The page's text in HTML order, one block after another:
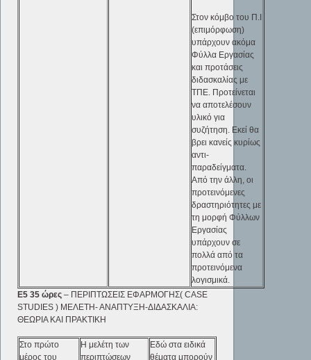
Στον κόμβο του Π.Ι
(επιμόρφωση)
υπάρχουν ακόμα
Φύλλα Εργασίας
και προτάσεις
διδασκαλίας με
ΤΠΕ. Προτείνεται
να αποτελέσουν
υλικό για
συζήτηση. Εκεί θα
βρει κανείς κυρίως
αντι-
παραδείγματα.
Από την άλλη, οι
προτεινόμενες
δραστηριότητες με
τη μορφή Φύλλων
Εργασίας
υπάρχουν σε
πολλά από τα
προτεινόμενα
λογισμικά.
Ε5 35 ώρες – ΠΕΡΙΠΤΩΣEIΣ ΕΦΑΡΜΟΓΗΣ( CASE
STUDIES ) ΜΕΛΕΤΗ- ΑΝΑΠΤΥΞΗ-ΔΙΔΑΣΚΑΛΙΑ:
ΘΕΩΡΙΑ ΚΑΙ ΠΡΑΚΤΙΚΗ
Στο πρώτο
μέρος του
Η μελέτη των
περιπτώσεων
Εδώ στα ειδικά
θέματα μπορούν